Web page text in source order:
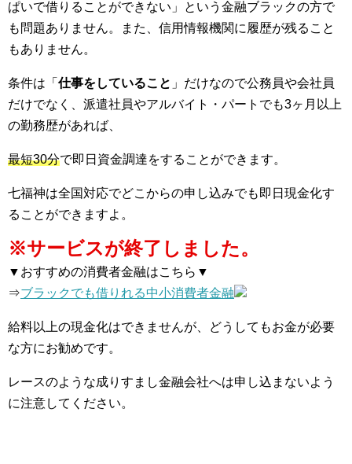
ぱいで借りることができない」という金融ブラックの方で
も問題ありません。また、信用情報機関に履歴が残ること
もありません。
条件は「 仕事をしていること 」だけなので公務員や会社員
だけでなく、派遣社員やアルバイト・パートでも3ヶ月以上
の勤務歴があれば、
最短30分で即日資金調達をすることができます。
七福神は全国対応でどこからの申し込みでも即日現金化す
ることができますよ。
※サービスが終了しました。
▼おすすめの消費者金融はこちら▼
⇒ブラックでも借りれる中小消費者金融
給料以上の現金化はできませんが、どうしてもお金が必要
な方にお勧めです。
レースのような成りすまし金融会社へは申し込まないよう
に注意してください。